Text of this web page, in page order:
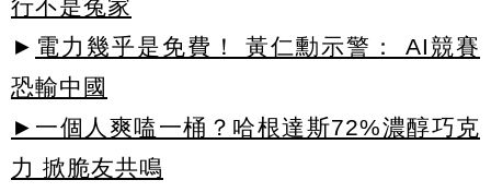
行不是冤家
► 電力幾乎是免費！ 黃仁勳示警： AI競賽
恐輸中國
►一個人爽嗑一桶？哈根達斯72%濃醇巧克
力 掀脆友共鳴